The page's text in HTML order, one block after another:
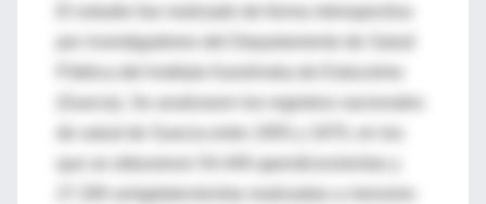
por investigadores del Departamento de Salud
(Suecia). Se analizaron los registros nacionales
que se obtuvieron 54.449 apendicectomías y
27.284 amigdalectomías realizadas a menores